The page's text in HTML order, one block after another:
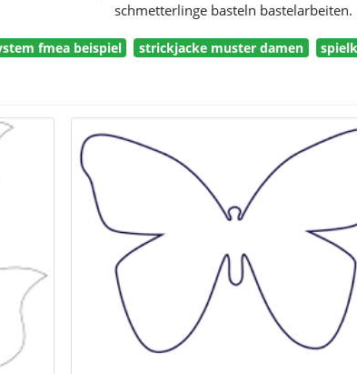
schmetterlinge basteln bastelarbeiten.
fmea beispiel strickjacke muster damen